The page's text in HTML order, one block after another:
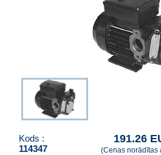
Kods :
114347
191.26
(Cenas norādītas